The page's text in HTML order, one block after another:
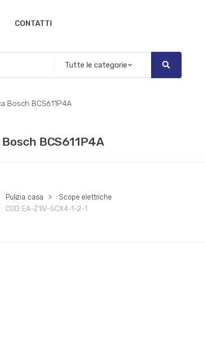
CONTATTI
Bosch BCS611P4A
BCS611P4A
Pulizia casa >
Scope elettriche
COD: EA-Z1IV-5CX4-1-2-1